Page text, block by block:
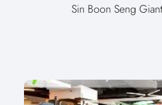
Sin Boon Seng